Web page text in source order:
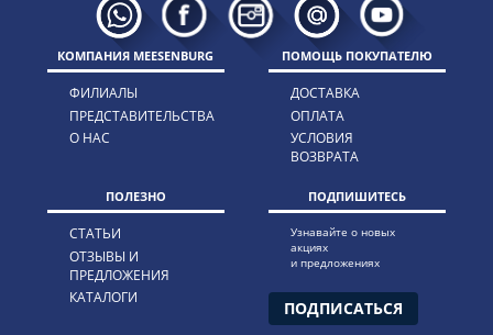
КОМПАНИЯ MEESENBURG
ФИЛИАЛЫ
ПРЕДСТАВИТЕЛЬСТВА
О НАС
ПОМОЩЬ ПОКУПАТЕЛЮ
ДОСТАВКА
ОПЛАТА
УСЛОВИЯ
ВОЗВРАТА
ПОЛЕЗНО
СТАТЬИ
ОТЗЫВЫ И
ПРЕДЛОЖЕНИЯ
КАТАЛОГИ
ПОДПИШИТЕСЬ
Узнавайте о новых
акциях
и предложениях
ПОДПИСАТЬСЯ